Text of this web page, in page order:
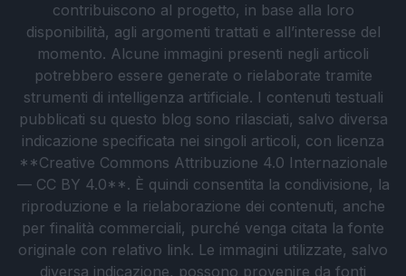
contribuiscono al progetto, in base alla loro
disponibilità, agli argomenti trattati e all’interesse del
momento. Alcune immagini presenti negli articoli
potrebbero essere generate o rielaborate tramite
strumenti di intelligenza artificiale. I contenuti testuali
pubblicati su questo blog sono rilasciati, salvo diversa
indicazione specificata nei singoli articoli, con licenza
**Creative Commons Attribuzione 4.0 Internazionale
— CC BY 4.0**. È quindi consentita la condivisione, la
riproduzione e la rielaborazione dei contenuti, anche
per finalità commerciali, purché venga citata la fonte
originale con relativo link. Le immagini utilizzate, salvo
diversa indicazione, possono provenire da fonti